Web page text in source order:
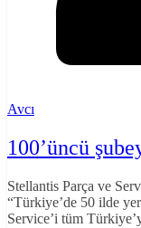
Avcı
100’üncü
Stellantis Parça ve
“Türkiye’de 50 ilde
Service’i tüm